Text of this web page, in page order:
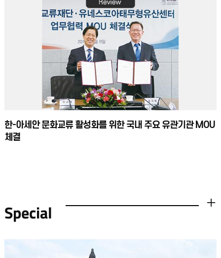
한-아세안 문화교류 활성화를 위한 국내 주요 유관기관 MOU
체결
Special 더보기